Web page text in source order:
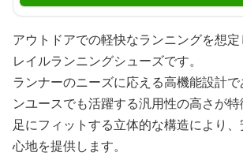
アウトドアでの軽快なランニングを想
レイルランニングシューズです。
ランナーのニーズに応える高機能設計
ンユースでも活躍する汎用性の高さが特
足にフィットする立体的な構造により
心地を提供します。